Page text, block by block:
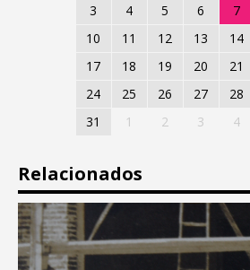
3
4 5 6 7
10
11 12 13 14
17
18 19 20 21
24
25 26 27 28
31
1 2 3 4
Relacionados